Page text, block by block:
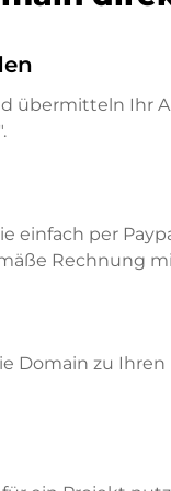
übermitteln Ihr
einfach per
Rechnung
Domain zu